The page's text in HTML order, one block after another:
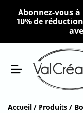
Abonnez-vous
10% de
Accueil / Produits /